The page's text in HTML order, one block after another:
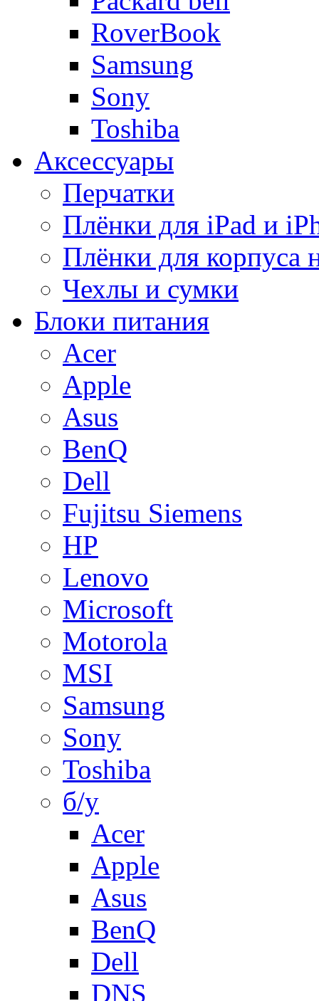
RoverBook
Samsung
Sony
Toshiba
Аксессуары
Перчатки
Плёнки для iPad и
Плёнки для корпуса
Чехлы и сумки
Блоки питания
Acer
Apple
Asus
BenQ
Dell
Fujitsu Siemens
HP
Lenovo
Microsoft
Motorola
MSI
Samsung
Sony
Toshiba
б/у
Acer
Apple
Asus
BenQ
Dell
DNS